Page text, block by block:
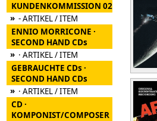
KUNDENKOMMISSION 02
» - ARTIKEL / ITEM
ENNIO MORRICONE ·
SECOND HAND CDs
» · ARTIKEL / ITEM
GEBRAUCHTE CDs ·
SECOND HAND CDs
» · ARTIKEL / ITEM
CD ·
KOMPONIST/COMPOSER